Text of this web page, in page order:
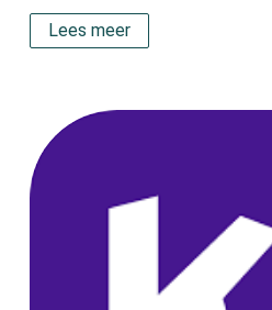
Lees meer